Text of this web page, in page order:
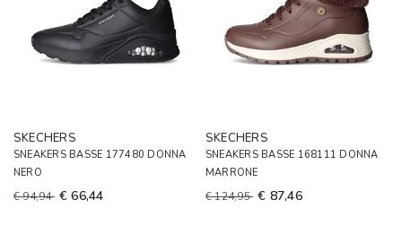
SKECHERS
SNEAKERS BASSE 177480 DONNA
NERO
€ 94,94 € 66,44
SKECHERS
SNEAKERS BASSE 168111 DONNA
MARRONE
€ 124,95 € 87,46